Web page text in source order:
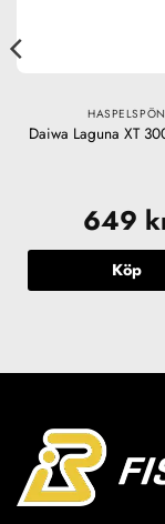
HASPELSPÖN
Daiwa Laguna XT
649
Köp